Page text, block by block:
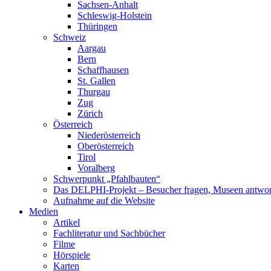
Sachsen-Anhalt
Schleswig-Holstein
Thüringen
Schweiz
Aargau
Bern
Schaffhausen
St. Gallen
Thurgau
Zug
Zürich
Österreich
Niederösterreich
Oberösterreich
Tirol
Voralberg
Schwerpunkt „Pfahlbauten“
Das DELPHI-Projekt – Besucher fragen, Museen
Aufnahme auf die Website
Medien
Artikel
Fachliteratur und Sachbücher
Filme
Hörspiele
Karten